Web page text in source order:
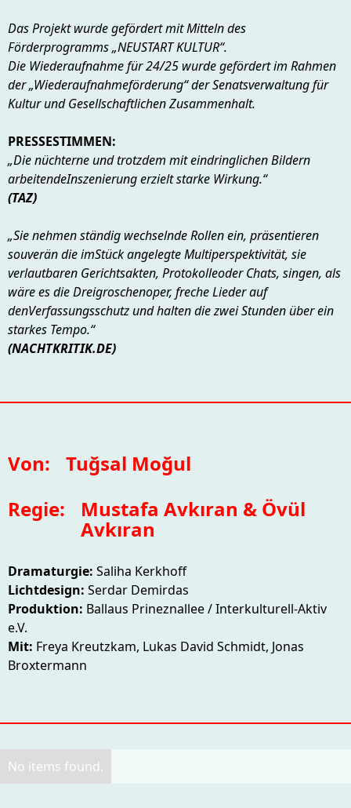
Das Projekt wurde gefördert mit Mitteln des
Förderprogramms „NEUSTART KULTUR“.
Die Wiederaufnahme für 24/25 wurde gefördert im Rahmen
der „Wiederaufnahmeförderung“ der Senatsverwaltung für
Kultur und Gesellschaftlichen Zusammenhalt.
PRESSESTIMMEN:
„Die nüchterne und trotzdem mit eindringlichen Bildern
arbeitendeInszenierung erzielt starke Wirkung.“
(TAZ)
„Sie nehmen ständig wechselnde Rollen ein, präsentieren
souverän die imStück angelegte Multiperspektivität, sie
verlautbaren Gerichtsakten, Protokolleoder Chats, singen, als
wäre es die Dreigroschenoper, freche Lieder auf
denVerfassungsschutz und halten die zwei Stunden über ein
starkes Tempo.“
(NACHTKRITIK.DE)
Von:
Tuğsal Moğul
Regie:
Mustafa Avkıran & Övül
Avkıran
Dramaturgie: Saliha Kerkhoff
Lichtdesign: Serdar Demirdas
Produktion: Ballaus Prineznallee / Interkulturell-Aktiv
e.V.
Mit: Freya Kreutzkam, Lukas David Schmidt, Jonas
Broxtermann
No items found.